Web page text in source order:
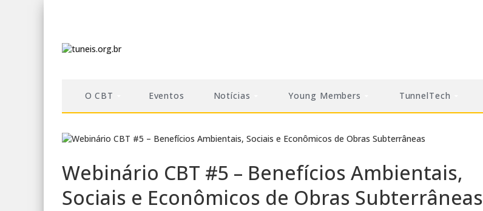
O CBT Eventos Notícias Young Members TunnelTech
Webinário CBT #5 – Benefícios Ambientais,
Sociais e Econômicos de Obras Subterrâneas